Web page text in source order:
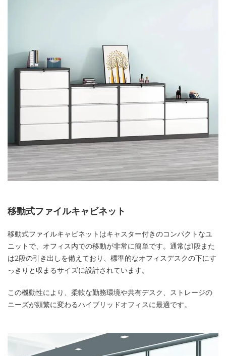
移動式ファイルキャビネット
移動式ファイルキャビネットはキャスター付きのコンパクトなユ
ニットで、オフィス内での移動が非常に簡単です。通常は1段また
は2段の引き出しを備えており、標準的なオフィスデスクの下にす
っきりと収まるサイズに設計されています。
この機動性により、柔軟な勤務環境や共有デスク、ストレージの
ニーズが頻繁に変わるハイブリッドオフィスに最適です。